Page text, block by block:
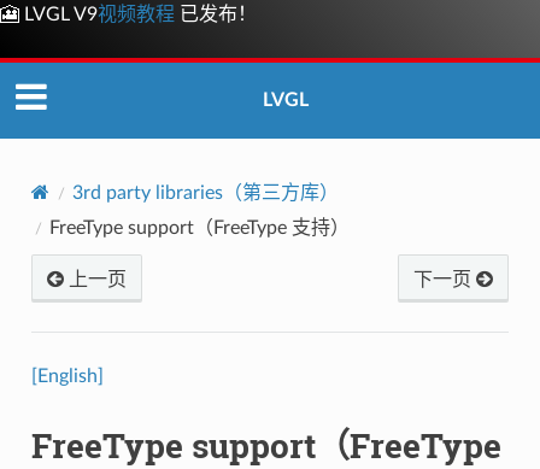
🎦 LVGL V9视频教程 已发布！
LVGL
3rd party libraries（第三方库）
FreeType support（FreeType 支持）
上一页 下一页
[English]
FreeType support（FreeType